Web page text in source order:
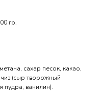
гр.
сахар песок, какао,
(сыр творожный
пудра, ванилин).